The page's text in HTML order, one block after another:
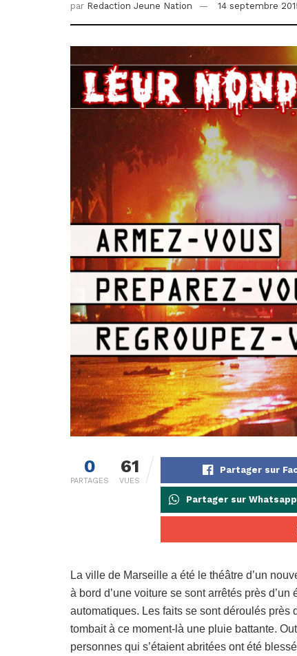
par Redaction Jeune Nation 14 septembre
0
PARTAGES
61
VUES
Partager sur
Partager sur Whatsapp
La ville de Marseille a été le théâtre d’un
à bord d’une voiture se sont arrêtés près
automatiques. Les faits se sont déroulés près
tombait à ce moment-là une pluie battante.
personnes qui s’étaient abritées ont été